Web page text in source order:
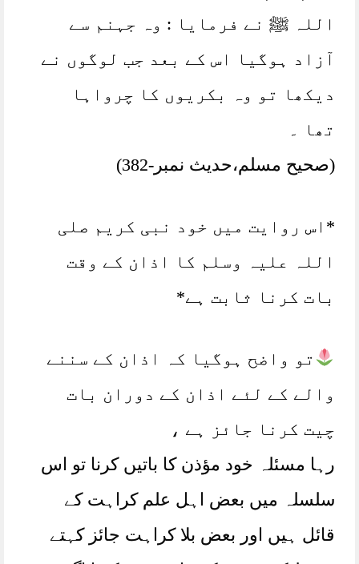
اللہ ﷺ نے فرمایا : وہ جہنم سے
آزاد ہوگیا اس کے بعد جب لوگوں نے
دیکھا تو وہ بکریوں کا چرواہا
تھا ۔
(صحیح مسلم،حدیث نمبر-382)
*اس روایت میں خود نبی کریم صلی
اللہ علیہ وسلم کا اذان کے وقت
بات کرنا ثابت ہے*
تو واضح ہوگیا کہ اذان کے سننے
والے کے لئے اذان کے دوران بات
چیت کرنا جائز ہے ،
رہا مسئلہ خود مؤذن کا باتیں کرنا تو اس
سلسلہ میں بعض اہل علم کراہت کے
قائل ہیں اور بعض بلا کراہت جائز کہتے